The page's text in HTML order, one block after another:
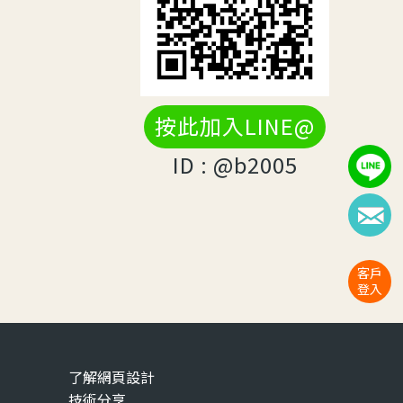
客戶
登入
按此加入LINE@
ID : @b2005
了解網頁設計